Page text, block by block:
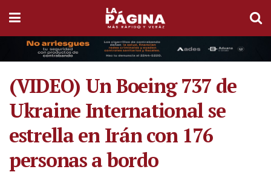
(VIDEO) Un Boeing 737 de
Ukraine International se
estrella en Irán con 176
personas a bordo